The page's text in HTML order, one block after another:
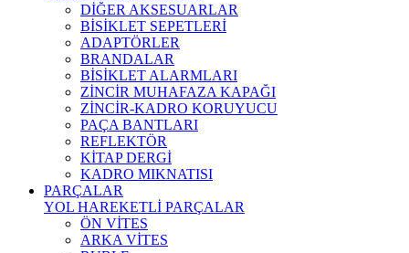
DİĞER AKSESUARLAR
BİSİKLET SEPETLERİ
ADAPTÖRLER
BRANDALAR
BİSİKLET ALARMLARI
ZİNCİR MUHAFAZA KAPAĞI
ZİNCİR-KADRO KORUYUCU
PAÇA BANTLARI
REFLEKTÖR
KİTAP DERGİ
KADRO MIKNATISI
PARÇALAR
YOL HAREKETLİ PARÇALAR
ÖN VİTES
ARKA VİTES